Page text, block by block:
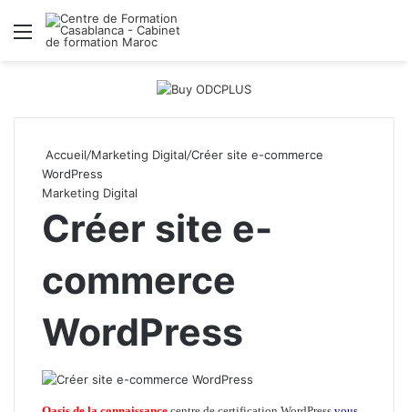
Menu
Accueil/Marketing Digital/Créer site e-commerce
WordPress
Marketing Digital
Créer site e-
commerce
WordPress